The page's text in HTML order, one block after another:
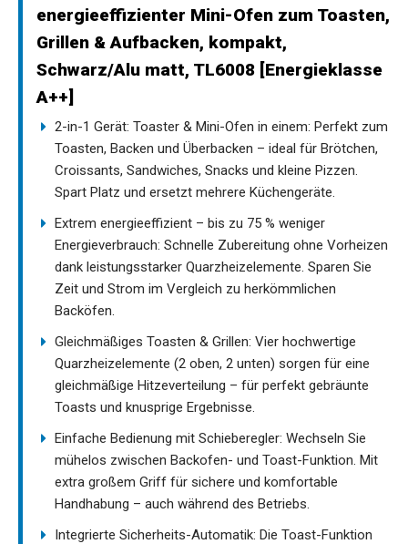
energieeffizienter Mini-Ofen zum Toasten,
Grillen & Aufbacken, kompakt,
Schwarz/Alu matt, TL6008 [Energieklasse
A++]
2-in-1 Gerät: Toaster & Mini-Ofen in einem: Perfekt zum
Toasten, Backen und Überbacken – ideal für Brötchen,
Croissants, Sandwiches, Snacks und kleine Pizzen.
Spart Platz und ersetzt mehrere Küchengeräte.
Extrem energieeffizient – bis zu 75 % weniger
Energieverbrauch: Schnelle Zubereitung ohne Vorheizen
dank leistungsstarker Quarzheizelemente. Sparen Sie
Zeit und Strom im Vergleich zu herkömmlichen
Backöfen.
Gleichmäßiges Toasten & Grillen: Vier hochwertige
Quarzheizelemente (2 oben, 2 unten) sorgen für eine
gleichmäßige Hitzeverteilung – für perfekt gebräunte
Toasts und knusprige Ergebnisse.
Einfache Bedienung mit Schieberegler: Wechseln Sie
mühelos zwischen Backofen- und Toast-Funktion. Mit
extra großem Griff für sichere und komfortable
Handhabung – auch während des Betriebs.
Integrierte Sicherheits-Automatik: Die Toast-Funktion